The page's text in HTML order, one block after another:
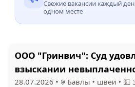
Свежие вакансии каждый
одном месте
ООО "Гринвич": Суд
взыскании
28.07.2026 • Бавлы • швеи • 💵